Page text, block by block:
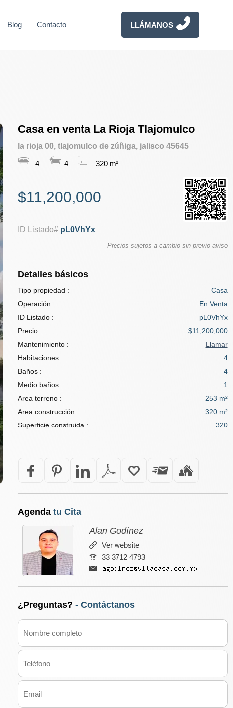
Blog Contacto LLÁMANOS
Casa en venta La Rioja Tlajomulco
la rioja 00, tlajomulco de zúñiga, jalisco 45645
4 4 320 m²
$11,200,000
ID Listado# pL0VhYx
Precios sujetos a cambio sin previo aviso
Detalles básicos
Tipo propiedad :
Casa
Operación :
En Venta
ID Listado :
pL0VhYx
Precio :
$11,200,000
Mantenimiento :
Llamar
Habitaciones :
4
Baños :
4
Medio baños :
1
Area terreno :
253 m²
Area construcción :
320 m²
Superficie construida :
320
Agendatu Cita
Alan Godínez
Ver website
33 3712 4793
¿Preguntas? - Contáctanos